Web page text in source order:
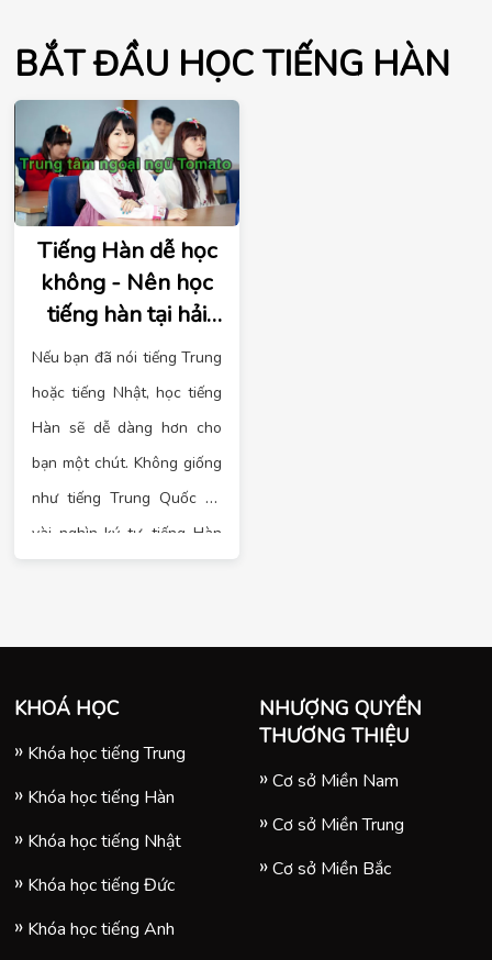
BẮT ĐẦU HỌC TIẾNG HÀN
Tiếng Hàn dễ học
không - Nên học
tiếng hàn tại hải
phòng ở trung
tâm nào
Nếu bạn đã nói tiếng Trung
hoặc tiếng Nhật, học tiếng
Hàn sẽ dễ dàng hơn cho
bạn một chút. Không giống
như tiếng Trung Quốc có
vài nghìn ký tự, tiếng Hàn
học, viết bằng tiếng Hàn
một bài tập vui vẻ. Có mười
với năm chùm phụ âm phụ
và mười một nguyên âm
nguyên vẹn.
KHOÁ HỌC
Khóa học tiếng Trung
Khóa học tiếng Hàn
Khóa học tiếng Nhật
Khóa học tiếng Đức
Khóa học tiếng Anh
NHƯỢNG QUYỀN
THƯƠNG THIỆU
Cơ sở Miền Nam
Cơ sở Miền Trung
Cơ sở Miền Bắc